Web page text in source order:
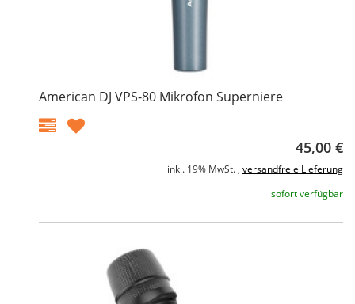
American DJ VPS-80 Mikrofon Superniere
45,00 €
inkl. 19% MwSt. , versandfreie Lieferung
sofort verfügbar